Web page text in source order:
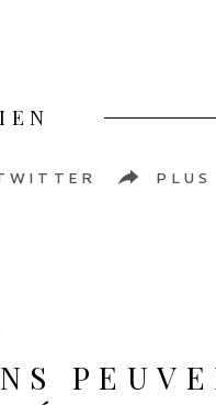
PLUS